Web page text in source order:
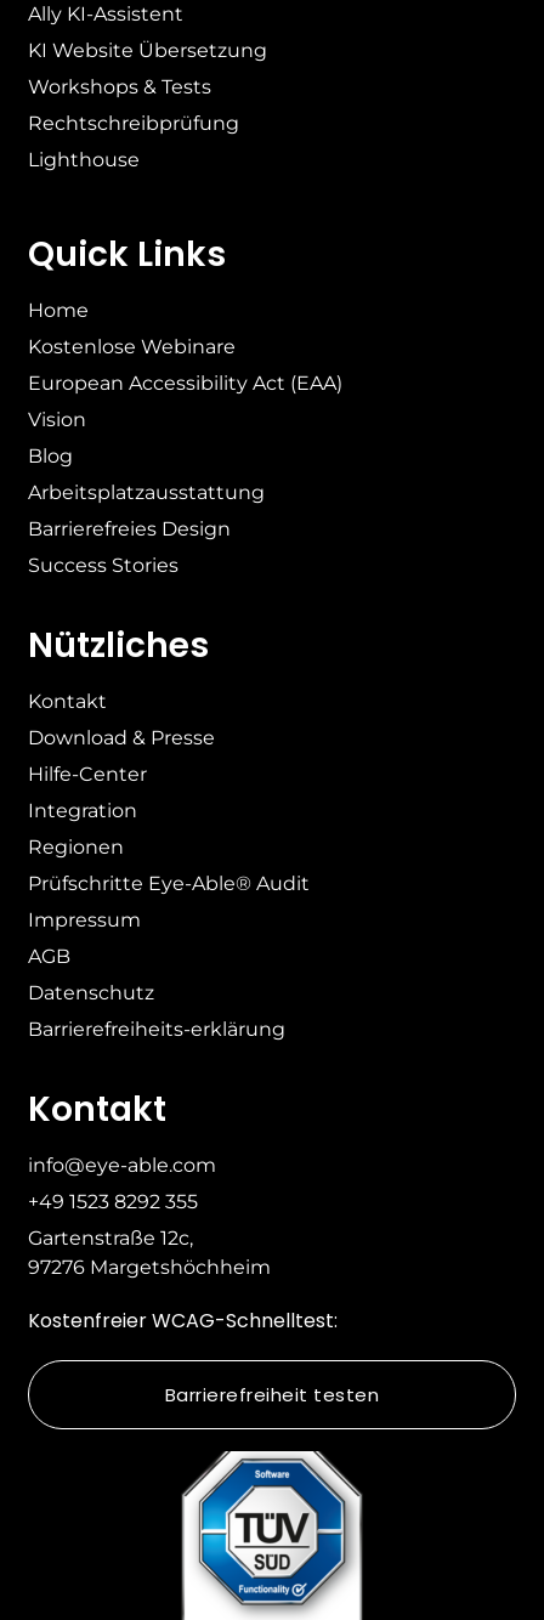
Ally KI-Assistent
KI Website Übersetzung
Workshops & Tests
Rechtschreibprüfung
Lighthouse
Quick Links
Home
Kostenlose Webinare
European Accessibility Act (EAA)
Vision
Blog
Arbeitsplatzausstattung
Barrierefreies Design
Success Stories
Nützliches
Kontakt
Download & Presse
Hilfe-Center
Integration
Regionen
Prüfschritte Eye-Able® Audit
Impressum
AGB
Datenschutz
Barrierefreiheits-erklärung
Kontakt
info@eye-able.com
+49 1523 8292 355
Gartenstraße 12c,
97276 Margetshöchheim
Kostenfreier WCAG-Schnelltest:
Barrierefreiheit testen